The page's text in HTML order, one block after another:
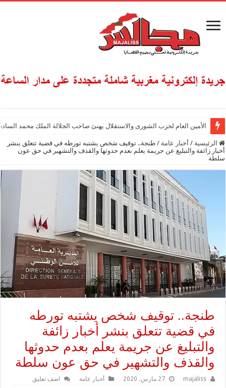
الأمين العام لحزب الشورى والاستقلال يهنئ صاحب الجلالة الملك محمد
الرئيسية / أخبار عامة / طنجة.. توقيف شخص يشتبه تورطه في قضية تتعلق بنشر
أخبار زائفة والتبليغ عن جريمة يعلم بعدم حدوثها والقذف والتشهير في حق عون
سلطة
طنجة.. توقيف شخص يشتبه تورطه
في قضية تتعلق بنشر أخبار زائفة
والتبليغ عن جريمة يعلم بعدم حدوثها
والقذف والتشهير في حق عون سلطة
majaliss 27 مارس، 2020 أخبار عامة اضف تعليق